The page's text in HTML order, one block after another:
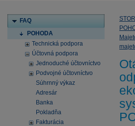
FAQ
POHODA
Technická podpora
Účtovná podpora
Jednoduché účtovníctvo
Podvojné účtovníctvo
Súhrnný výkaz
Adresár
Banka
Pokladňa
Fakturácia